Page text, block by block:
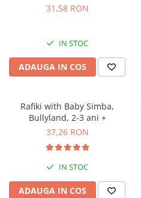
31,58 RON
IN STOC
ADAUGA IN COS
Rafiki with Baby Simba,
Bullyland, 2-3 ani +
37,26 RON
IN STOC
ADAUGA IN COS